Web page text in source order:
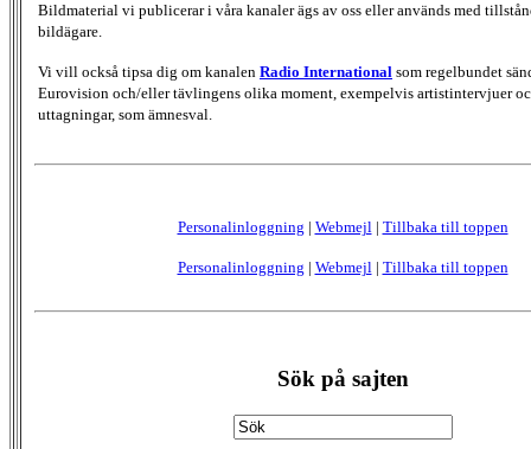
Bildmaterial vi publicerar i våra kanaler ägs av oss eller används med
bildägare.
Vi vill också tipsa dig om kanalen Radio International som regelbundet
Eurovision och/eller tävlingens olika moment, exempelvis artistintervjuer
uttagningar, som ämnesval.
Personalinloggning | Webmejl| Tillbaka till toppen
Personalinloggning | Webmejl| Tillbaka till toppen
Sök på sajten